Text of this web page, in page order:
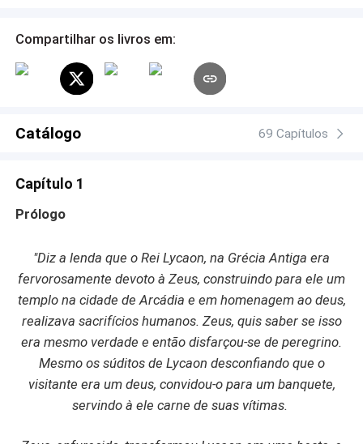
pois com a senhorita Greenwood o alfa não terá
inicialmente, como as mulheres comuns e mortais fazem
questão demostrar, e se derreter aos pés do lobo. A
do alfa ainda mais, já que ela não pretende facilitar nada
é imune à paixão despertada pela luxúria do alfa. Mesmo
desperta nela, ela sabe que não resistirá por muito
destino de ser a companheira do incrível alfa. Porém, ela
terá que enfrentar grandes mudanças em sua vida e
superar incríveis desafios, entre eles desvendar segredos
do seu passado e dos familiares que irão lhe se revelado,
onde o inimaginável está dentro do mundo real, e nem
tudo é o que parece ser, e nem como ela achou que
fosse. No final apenas um caminho fará sentido nesse
mundo de descobertas, o seu grande e inabalável
encontro de almas com a paixão do seu alfa.
Compartilhar os livros em:
Catálogo 69 Capítulos
Capítulo 1
Prólogo
"Diz a lenda que o Rei Lycaon, na Grécia Antiga era
fervorosamente devoto à Zeus, construindo para ele um
templo na cidade de Arcádia e em homenagem ao deus,
realizava sacrifícios humanos. Zeus, quis saber se isso
era mesmo verdade e então disfarçou-se de peregrino.
Mesmo os súditos de Lycaon desconfiando que o
visitante era um deus, convidou-o para um banquete,
servindo à ele carne de suas vítimas.